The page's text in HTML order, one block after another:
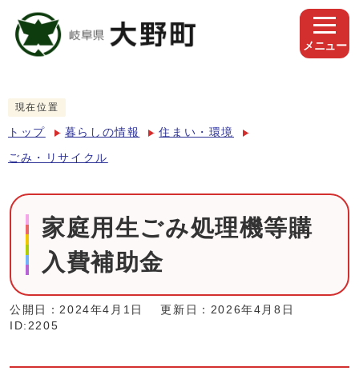
メニュー
現在位置
トップ 暮らしの情報 住まい・環境
ごみ・リサイクル
家庭用生ごみ処理機等購
入費補助金
公開日：2024年4月1日
更新日：2026年4月8日
ID:2205